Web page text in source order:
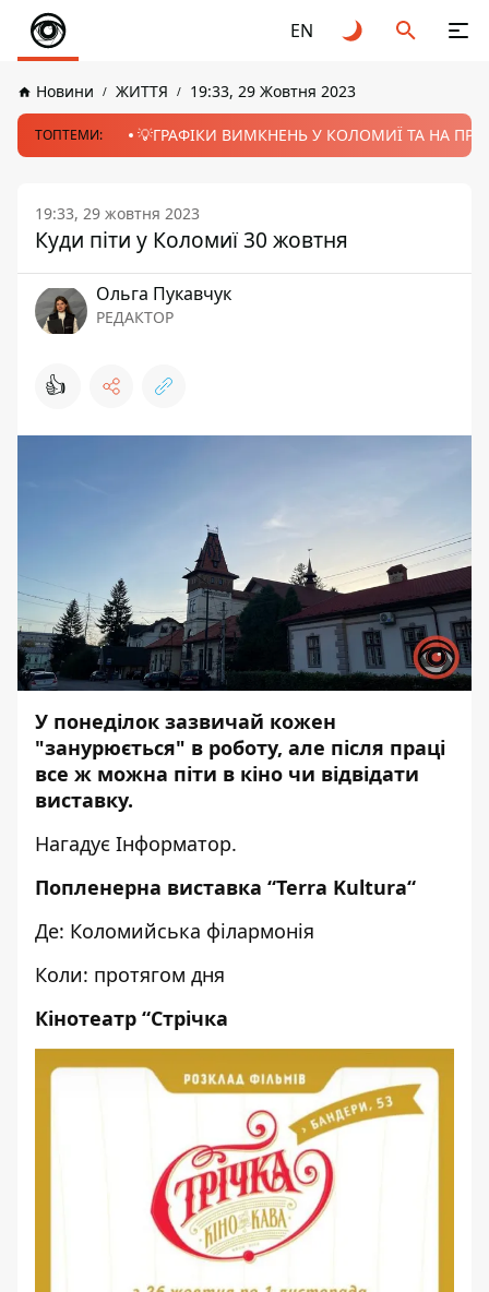
EN
Новини ЖИТТЯ 19:33, 29 Жовтня 2023
ТОПТЕМИ: 💡ГРАФІКИ ВИМКНЕНЬ У КОЛОМИЇ ТА НА
19:33, 29 жовтня 2023
Куди піти у Коломиї 30 жовтня
Ольга Пукавчук
РЕДАКТОР
👍
У понеділок зазвичай кожен
"занурюється" в роботу, але після праці
все ж можна піти в кіно чи відвідати
виставку.
Нагадує Інформатор.
Попленерна виставка “Terra Kultura“
Де: Коломийська філармонія
Коли: протягом дня
Кінотеатр “Стрічка